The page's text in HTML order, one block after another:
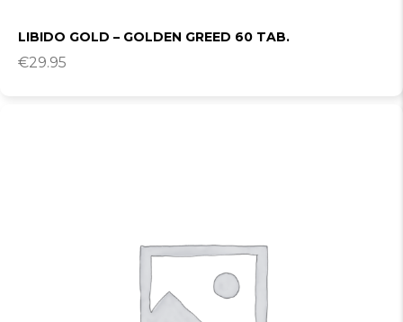
LIBIDO GOLD – GOLDEN GREED 60 TAB.
€29.95